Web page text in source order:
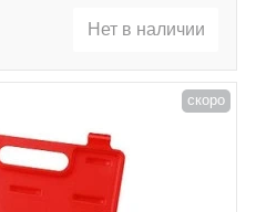
Нет в наличии
скоро